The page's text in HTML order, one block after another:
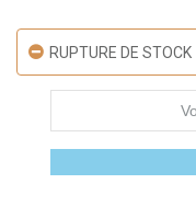
RUPTURE DE STOCK